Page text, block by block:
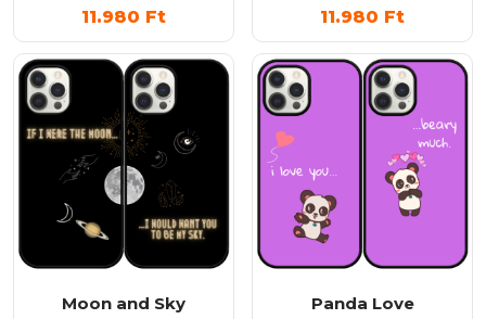
11.980 Ft 11.980 Ft
Moon and Sky Panda Love